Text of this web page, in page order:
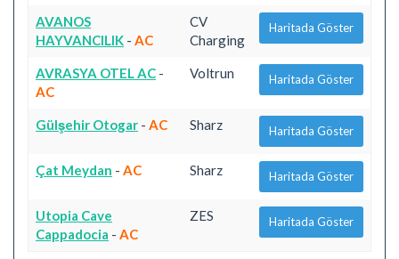
AVANOS
HAYVANCILIK - AC
CV
Charging
Haritada Göster
AVRASYA OTEL AC -
AC
Voltrun Haritada Göster
Gülşehir Otogar - AC Sharz Haritada Göster
Çat Meydan - AC Sharz Haritada Göster
Utopia Cave
Cappadocia - AC
ZES Haritada Göster